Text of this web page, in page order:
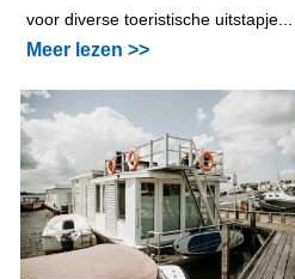
voor diverse toeristische uitstapje...
Meer lezen >>